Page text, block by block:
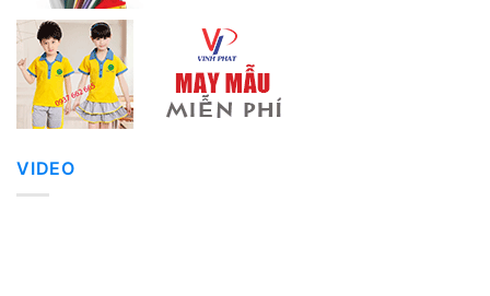
VIDEO